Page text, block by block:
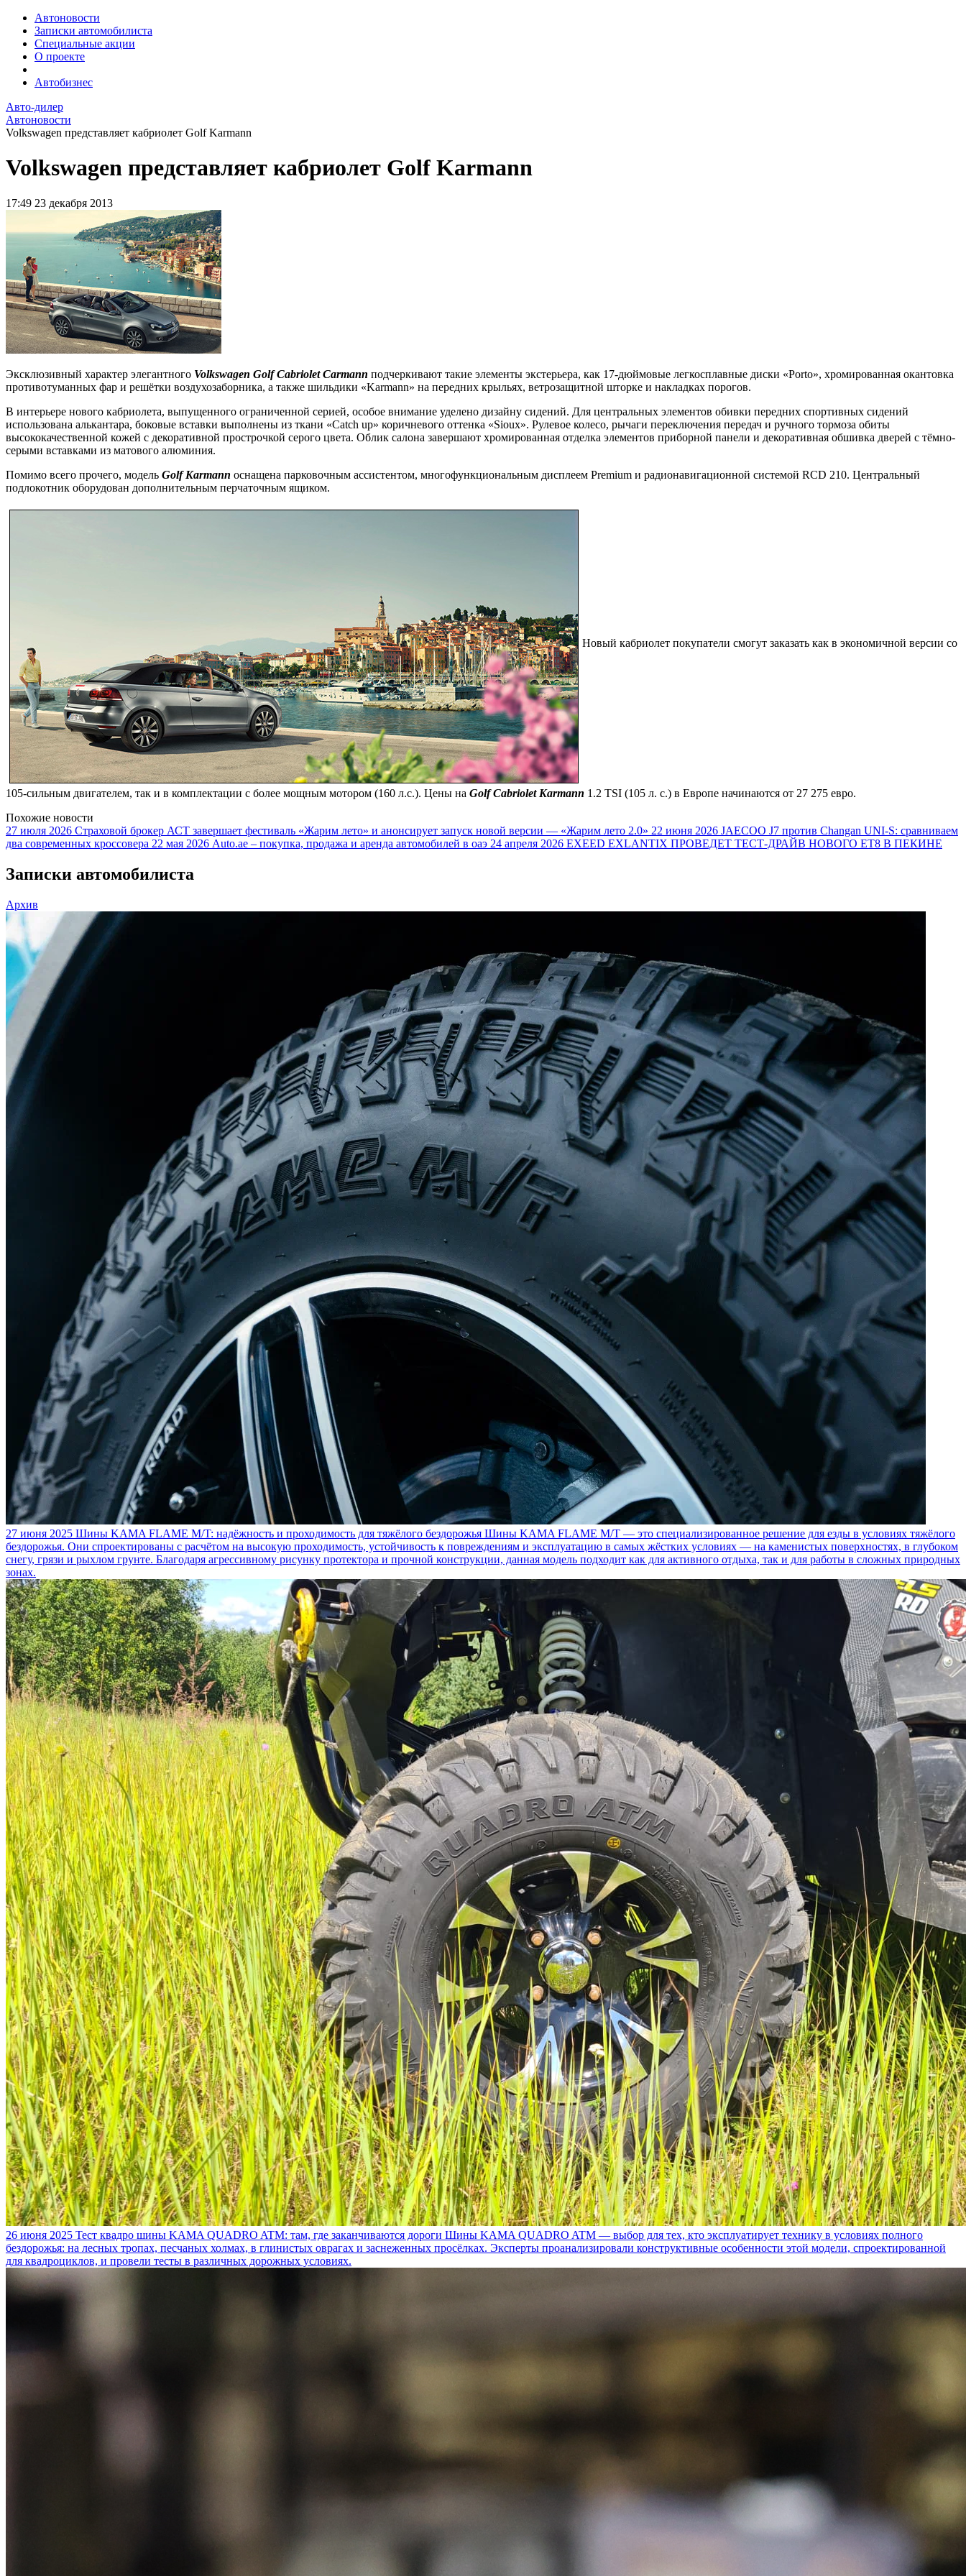
Автоновости
Записки автомобилиста
Специальные акции
О проекте
Автобизнес
Авто-дилер
Автоновости
Volkswagen представляет кабриолет Golf Karmann
Volkswagen представляет кабриолет Golf Karmann
17:49 23 декабря 2013
Эксклюзивный характер элегантного Volkswagen Golf Cabriolet Carmann подчеркивают такие элементы экстерьера, как 17-дюймовые легкосплавные диски «Porto», хромированная окантовка
противотуманных фар и решётки воздухозаборника, а также шильдики «Karmann» на передних крыльях, ветрозащитной шторке и накладках порогов.
В интерьере нового кабриолета, выпущенного ограниченной серией, особое внимание уделено дизайну сидений. Для центральных элементов обивки передних спортивных сидений
использована алькантара, боковые вставки выполнены из ткани «Catch up» коричневого оттенка «Sioux». Рулевое колесо, рычаги переключения передач и ручного тормоза обиты
высококачественной кожей с декоративной прострочкой серого цвета. Облик салона завершают хромированная отделка элементов приборной панели и декоративная обшивка дверей с тёмно-
серыми вставками из матового алюминия.
Помимо всего прочего, модель Golf Karmann оснащена парковочным ассистентом, многофункциональным дисплеем Premium и радионавигационной системой RCD 210. Центральный
подлокотник оборудован дополнительным перчаточным ящиком.
Новый кабриолет покупатели смогут заказать как в экономичной версии со
105-сильным двигателем, так и в комплектации с более мощным мотором (160 л.с.). Цены на Golf Cabriolet Karmann 1.2 TSI (105 л. с.) в Европе начинаются от 27 275 евро.
Похожие новости
27 июля 2026 Страховой брокер АСТ завершает фестиваль «Жарим лето» и анонсирует запуск новой версии — «Жарим лето 2.0» 22 июня 2026 JAECOO J7 против Changan UNI-S: сравниваем
два современных кроссовера 22 мая 2026 Auto.ae – покупка, продажа и аренда автомобилей в оаэ 24 апреля 2026 EXEED EXLANTIX ПРОВЕДЕТ ТЕСТ-ДРАЙВ НОВОГО ET8 В ПЕКИНЕ
Записки автомобилиста
Архив
27 июня 2025 Шины KAMA FLAME M/T: надёжность и проходимость для тяжёлого бездорожья Шины KAMA FLAME M/T — это специализированное решение для езды в условиях тяжёлого
бездорожья. Они спроектированы с расчётом на высокую проходимость, устойчивость к повреждениям и эксплуатацию в самых жёстких условиях — на каменистых поверхностях, в глубоком
снегу, грязи и рыхлом грунте. Благодаря агрессивному рисунку протектора и прочной конструкции, данная модель подходит как для активного отдыха, так и для работы в сложных природных
зонах.
26 июня 2025 Тест квадро шины KAMA QUADRO ATM: там, где заканчиваются дороги Шины KAMA QUADRO ATM — выбор для тех, кто эксплуатирует технику в условиях полного
бездорожья: на лесных тропах, песчаных холмах, в глинистых оврагах и заснеженных просёлках. Эксперты проанализировали конструктивные особенности этой модели, спроектированной
для квадроциклов, и провели тесты в различных дорожных условиях.